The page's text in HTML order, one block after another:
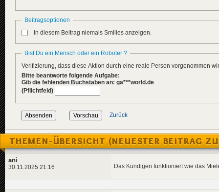
Beitragsoptionen
In diesem Beitrag niemals Smilies anzeigen.
Bist Du ein Mensch oder ein Roboter ?
Verifizierung, dass diese Aktion durch eine reale Person vorgenommen
Bitte beantworte folgende Aufgabe:
Gib die fehlenden Buchstaben an: ga***world.de
(Pflichtfeld)
Zurück
THEMEN-ÜBERSICHT (NEUESTER BEITRAG
ani
30.11.2025 21:16 Das Kündigen funktioniert wie das